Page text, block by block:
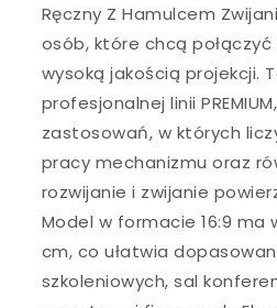
Ręczny Z Hamulcem
osób, które chcą połączyć
wysoką jakością projekcji.
profesjonalnej linii
zastosowań, w których
pracy mechanizmu oraz
rozwijanie i zwijanie
Model w formacie 16:9 ma
cm, co ułatwia
szkoleniowych, sal